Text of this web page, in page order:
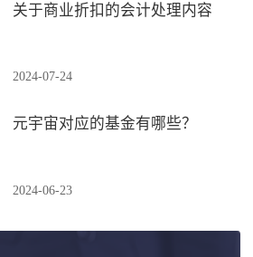
关于商业折扣的会计处理内容
2024-07-24
元宇宙对应的基金有哪些？
2024-06-23